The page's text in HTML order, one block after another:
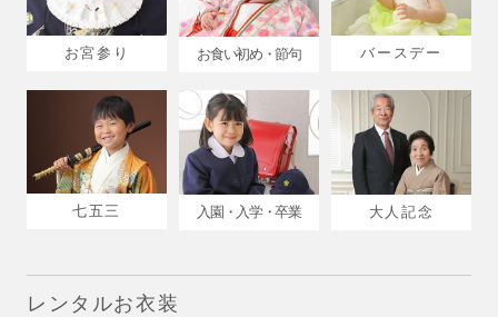
お宮参り お食い初め・節句 バースデー
七五三 入園・入学・卒業 大人記念
レンタルお衣装